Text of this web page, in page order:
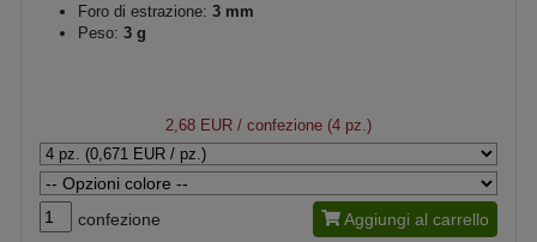
Foro di estrazione: 3 mm
Peso: 3 g
2,68 EUR / confezione (4 pz.)
confezione Aggiungi al carrello